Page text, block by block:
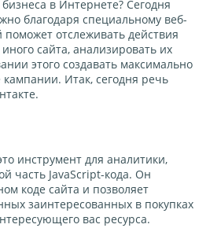
в Интернете? Сегодня
благодаря специальному веб-
поможет отслеживать действия
сайта, анализировать их
этого создавать максимально
Итак, сегодня речь
инструмент для аналитики,
часть JavaScript-кода. Он
коде сайта и позволяет
заинтересованных в покупках
вас ресурса.